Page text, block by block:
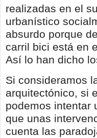
realizadas en el
urbanístico
absurdo porque
carril bici está en
Así lo han dicho
Si consideramos
arquitectónico, si
podemos intentar
que unas
cuenta las